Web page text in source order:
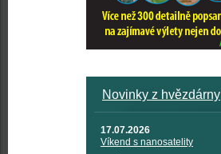
Novinky z hvězdárny
17.07.2026
Víkend s nanosatelity